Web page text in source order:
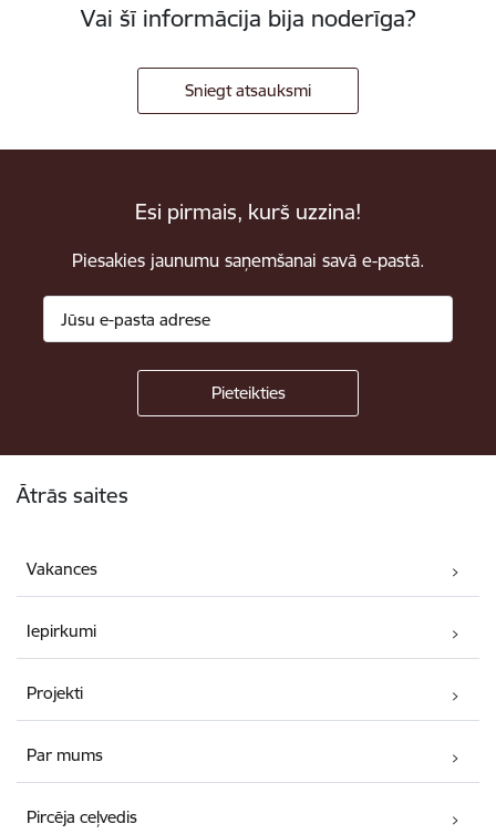
Vai šī informācija bija noderīga?
Sniegt atsauksmi
Esi pirmais, kurš uzzina!
Piesakies jaunumu saņemšanai savā e-pastā.
Ātrās saites
Vakances
Iepirkumi
Projekti
Par mums
Pircēja ceļvedis